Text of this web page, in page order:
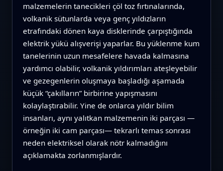
malzemelerin tanecikleri çöl toz fırtınalarında,
volkanik sütunlarda veya genç yıldızların
etrafındaki dönen kaya disklerinde çarpıştığında
elektrik yükü alışverişi yaparlar. Bu yüklenme kum
tanelerinin uzun mesafelere havada kalmasına
yardımcı olabilir, volkanik yıldırımları ateşleyebilir
ve gezegenlerin oluşmaya başladığı aşamada
küçük “çakılların” birbirine yapışmasını
kolaylaştırabilir. Yine de onlarca yıldır bilim
insanları, aynı yalıtkan malzemenin iki parçası —
örneğin iki cam parçası— tekrarlı temas sonrası
neden elektriksel olarak nötr kalmadığını
açıklamakta zorlanmışlardır.